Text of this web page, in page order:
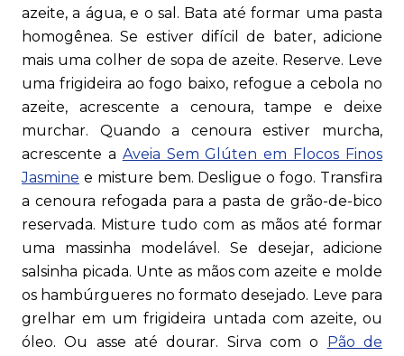
azeite, a água, e o sal. Bata até formar uma pasta
homogênea. Se estiver difícil de bater, adicione
mais uma colher de sopa de azeite. Reserve. Leve
uma frigideira ao fogo baixo, refogue a cebola no
azeite, acrescente a cenoura, tampe e deixe
murchar. Quando a cenoura estiver murcha,
acrescente a Aveia Sem Glúten em Flocos Finos
Jasmine e misture bem. Desligue o fogo. Transfira
a cenoura refogada para a pasta de grão-de-bico
reservada. Misture tudo com as mãos até formar
uma massinha modelável. Se desejar, adicione
salsinha picada. Unte as mãos com azeite e molde
os hambúrgueres no formato desejado. Leve para
grelhar em um frigideira untada com azeite, ou
óleo. Ou asse até dourar. Sirva com o
Pão de